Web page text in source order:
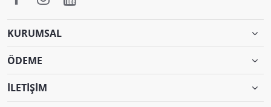
KURUMSAL
ÖDEME
İLETİŞİM